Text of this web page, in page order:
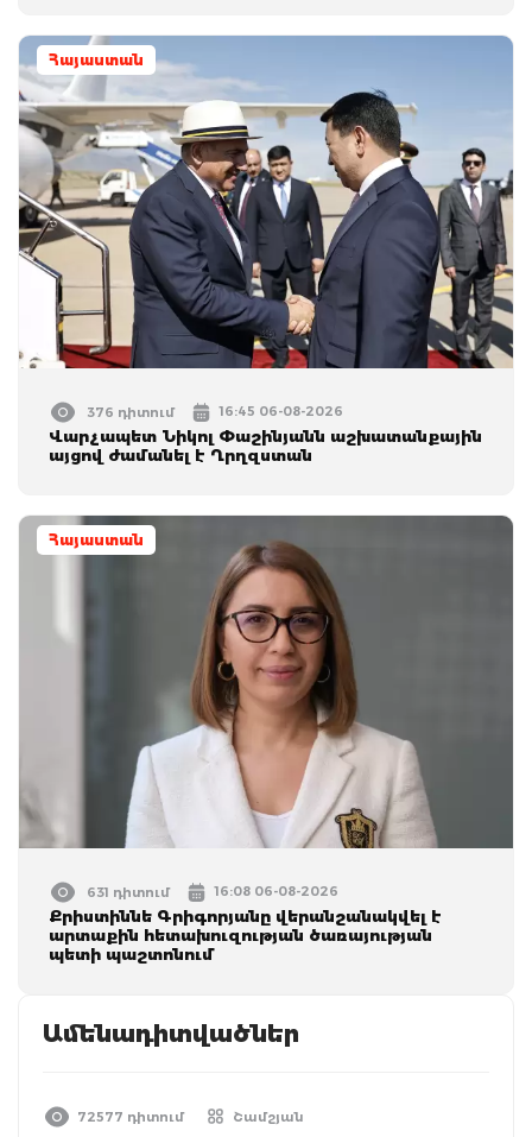
Հայաստան
376 դիտում 16:45 06-08-2026
Վարչապետ Նիկոլ Փաշինյանն աշխատանքային
այցով ժամանել է Ղրղզստան
Հայաստան
631 դիտում 16:08 06-08-2026
Քրիստիննե Գրիգորյանը վերանշանակվել է
արտաքին հետախուզության ծառայության
պետի պաշտոնում
Ամենադիտվածներ
72577 դիտում Շամշյան